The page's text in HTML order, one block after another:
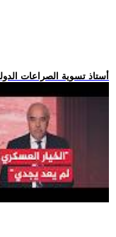
.. أستاذ تسوية الصراعات